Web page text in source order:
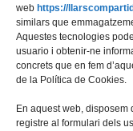
web https://
similars que
Aquestes tecnologies
usuario i obtenir-ne
concrets que en fem
de la Política de Cookies.
En aquest web, disposem
registre al formulari dels